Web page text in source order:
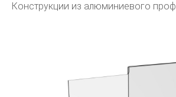
Конструкции из алюминиевого